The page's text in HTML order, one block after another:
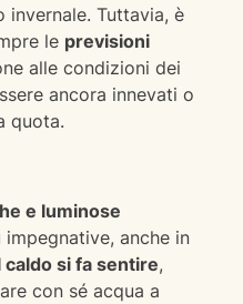
invernale. Tuttavia, è
le previsioni
alle condizioni dei
ancora innevati o
quota.
e luminose
anche in
caldo si fa sentire,
con sé acqua a